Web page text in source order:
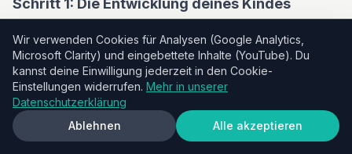
Schritt 1: Die Entwicklung deines Kindes
Kindergarten bist, bist du alt genug, um einige
wichtige Dinge über Kommunikation und
Beziehungen zu verstehen. Mir ist aufgefallen,
dass du Quengeln verwendet hast, um zu
Wir verwenden Cookies für Analysen (Google Analytics,
Microsoft Clarity) und eingebettete Inhalte (YouTube). Du
kannst deine Einwilligung jederzeit in den Cookie-
Einstellungen widerrufen. Mehr in unserer
Datenschutzerklärung
Ablehnen
Alle akzeptieren